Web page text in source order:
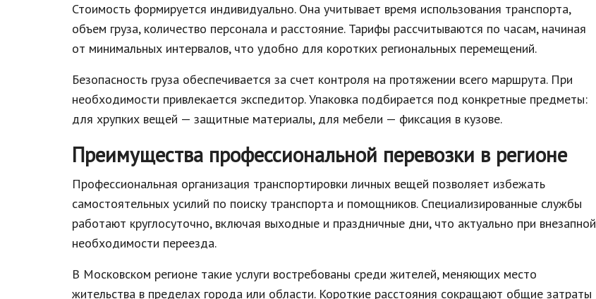
Стоимость формируется индивидуально. Она учитывает время использования транспорта,
объем груза, количество персонала и расстояние. Тарифы рассчитываются по часам, начиная
от минимальных интервалов, что удобно для коротких региональных перемещений.
Безопасность груза обеспечивается за счет контроля на протяжении всего маршрута. При
необходимости привлекается экспедитор. Упаковка подбирается под конкретные предметы:
для хрупких вещей — защитные материалы, для мебели — фиксация в кузове.
Преимущества профессиональной перевозки в регионе
Профессиональная организация транспортировки личных вещей позволяет избежать
самостоятельных усилий по поиску транспорта и помощников. Специализированные службы
работают круглосуточно, включая выходные и праздничные дни, что актуально при внезапной
необходимости переезда.
В Московском регионе такие услуги востребованы среди жителей, меняющих место
жительства в пределах города или области. Короткие расстояния сокращают общие затраты